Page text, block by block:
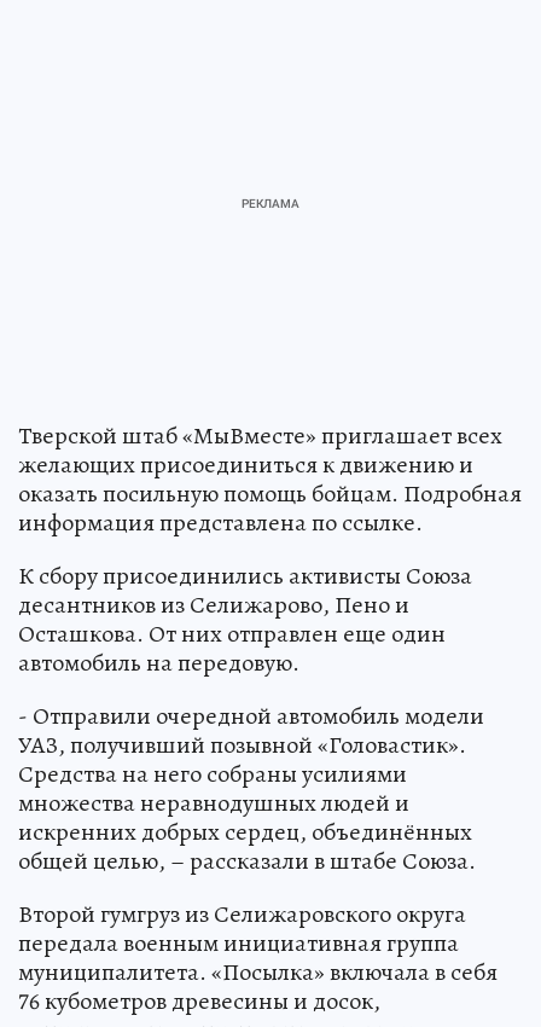
Тверской штаб «МыВместе» приглашает всех
желающих присоединиться к движению и
оказать посильную помощь бойцам. Подробная
информация представлена по ссылке.
К сбору присоединились активисты Союза
десантников из Селижарово, Пено и
Осташкова. От них отправлен еще один
автомобиль на передовую.
- Отправили очередной автомобиль модели
УАЗ, получивший позывной «Головастик».
Средства на него собраны усилиями
множества неравнодушных людей и
искренних добрых сердец, объединённых
общей целью, – рассказали в штабе Союза.
Второй гумгруз из Селижаровского округа
передала военным инициативная группа
муниципалитета. «Посылка» включала в себя
76 кубометров древесины и досок,